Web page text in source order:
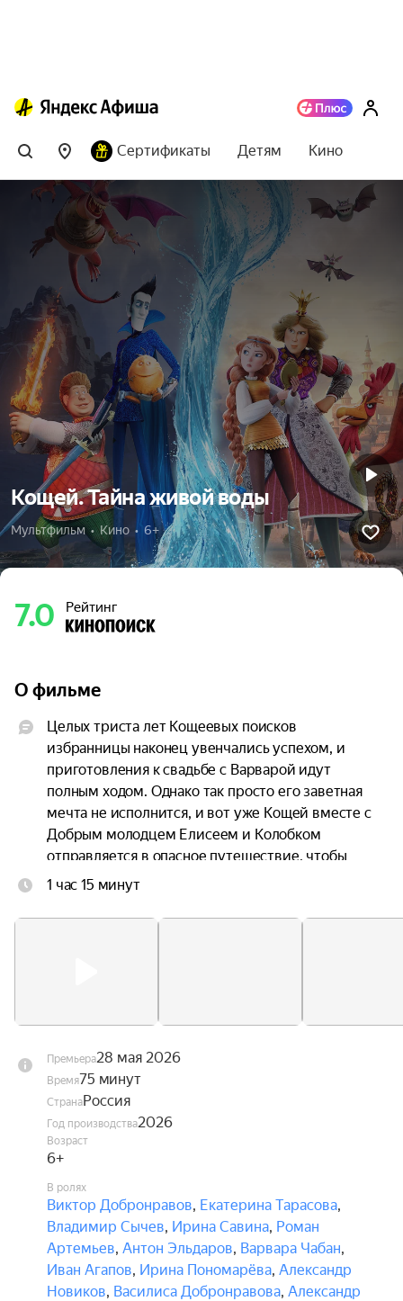
Сертификаты Детям Кино
Кощей. Тайна живой воды
Мультфильм  •  Кино  •  6+
7.0 Рейтинг
О фильме
Целых триста лет Кощеевых поисков
избранницы наконец увенчались успехом, и
приготовления к свадьбе с Варварой идут
полным ходом. Однако так просто его заветная
мечта не исполнится, и вот уже Кощей вместе с
Добрым молодцем Елисеем и Колобком
отправляется в опасное путешествие, чтобы
спасти любимую.
1 час 15 минут
Премьера28 мая 2026
Время75 минут
СтранаРоссия
Год производства2026
Возраст
6+
В ролях
Виктор Добронравов, Екатерина Тарасова,
Владимир Сычев, Ирина Савина, Роман
Артемьев, Антон Эльдаров, Варвара Чабан,
Иван Агапов, Ирина Пономарёва, Александр
Новиков, Василиса Добронравова, Александр